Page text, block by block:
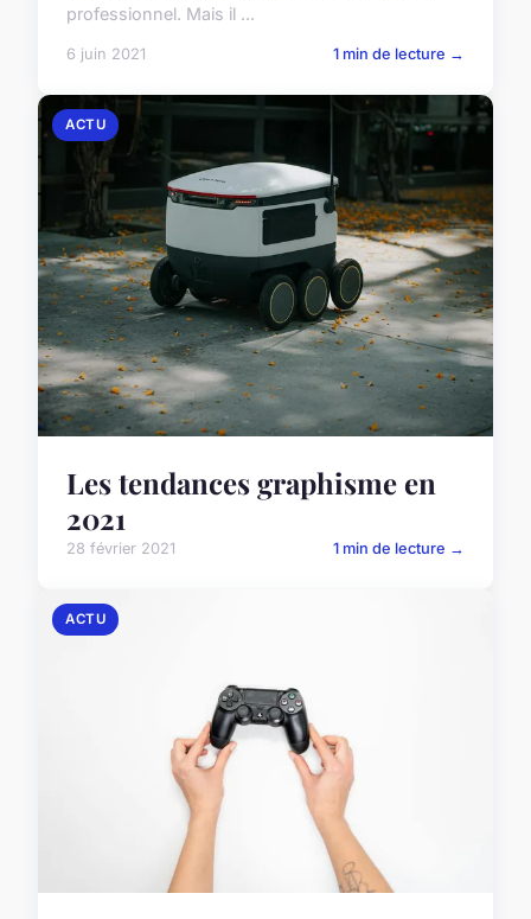
professionnel. Mais il ...
6 juin 2021 1 min de lecture →
ACTU
Les tendances graphisme en
2021
28 février 2021 1 min de lecture →
ACTU